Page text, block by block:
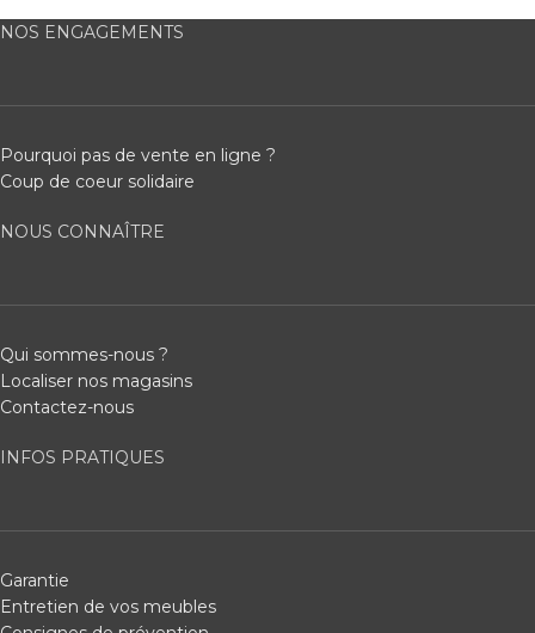
NOS ENGAGEMENTS
Pourquoi pas de vente en ligne ?
Coup de coeur solidaire
NOUS CONNAÎTRE
Qui sommes-nous ?
Localiser nos magasins
Contactez-nous
INFOS PRATIQUES
Garantie
Entretien de vos meubles